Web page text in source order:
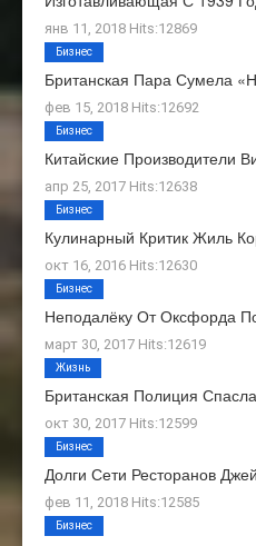
янв 11, 2018 Hits:12869
Британская Пара Сумела
фев 15, 2018 Hits:12692
Бизнес
Китайские Производители
апр 25, 2017 Hits:12638
Бизнес
Кулинарный Критик Жиль
окт 16, 2016 Hits:12630
Бизнес
Неподалёку От Оксфорда
март 30, 2017 Hits:12619
Бизнес
Британская Полиция
окт 30, 2017 Hits:12599
Жизнь
Долги Сети Ресторанов
фев 11, 2018 Hits:12585
Бизнес
Бизнес